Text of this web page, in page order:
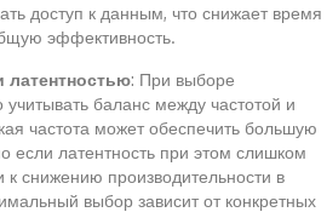
доступ к данным, что снижает время
эффективность.
латентностью: При выборе
баланс между частотой и
частота может обеспечить большую
если латентность при этом слишком
к снижению производительности в
выбор зависит от конкретных